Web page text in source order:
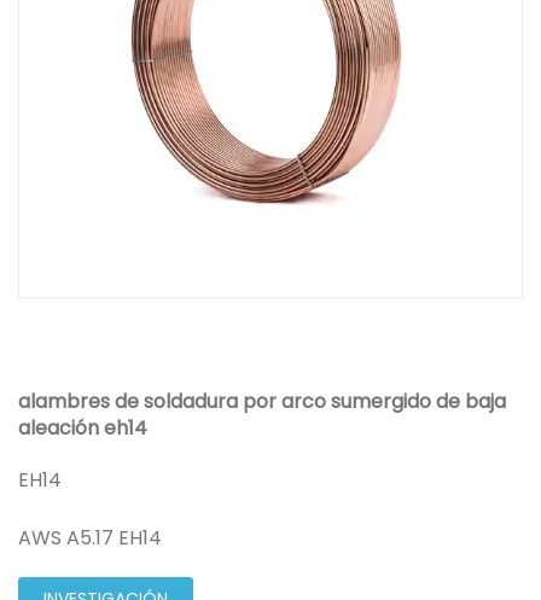
alambres de soldadura por arco sumergido de baja
aleación eh14
EH14
AWS A5.17 EH14